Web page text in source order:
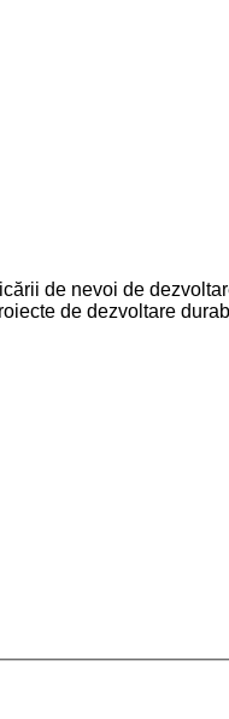
de nevoi de
de dezvoltare